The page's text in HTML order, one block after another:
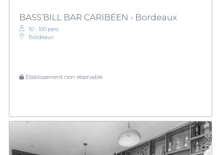
BASS’BILL BAR CARIBÉEN - Bordeaux
10 - 100 pers.
Bordeaux
Établissement non réservable